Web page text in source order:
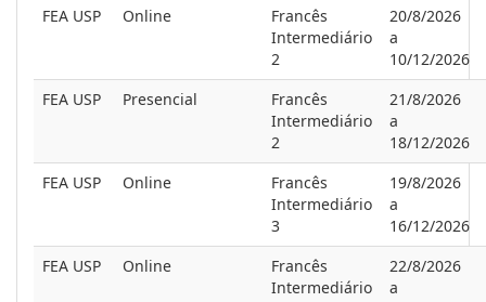
FEA USP Online
Francês
Intermediário
2
20/8/2026
a
10/12/2026
FEA USP
Presencial
Francês
Intermediário
2
21/8/2026
a
18/12/2026
FEA USP
Online
Francês
Intermediário
3
19/8/2026
a
16/12/2026
FEA USP
Online
Francês
Intermediário
22/8/2026
a